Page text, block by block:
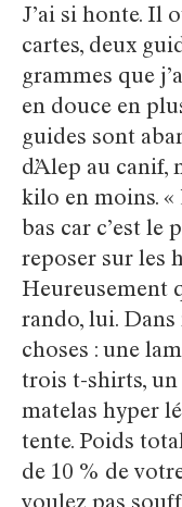
J’ai si honte. Il
cartes, deux
grammes que
en douce en
guides sont
d’Alep au canif,
kilo en moins. «
bas car c’est le
reposer sur les
Heureusement
rando, lui. Dans
choses : une
trois t-shirts, un
matelas hyper
tente. Poids
de 10 % de